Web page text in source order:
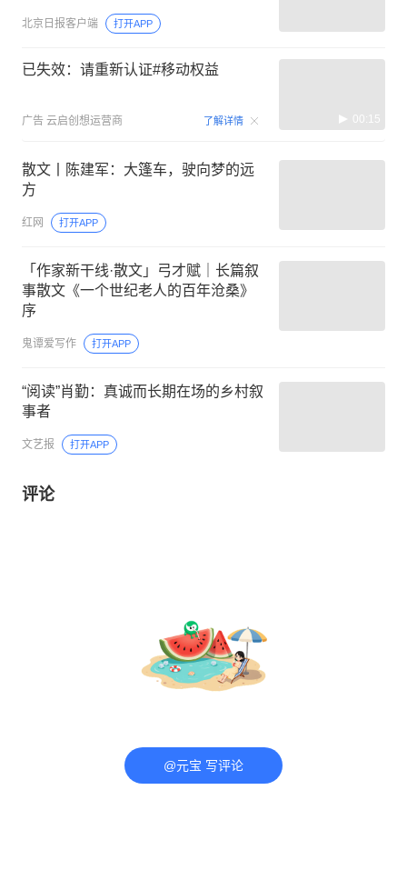
北京日报客户端 打开APP
已失效：请重新认证#移动权益
广告 云启创想运营商 了解详情 00:15
散文丨陈建军：大篷车，驶向梦的远
方
红网 打开APP
「作家新干线·散文」弓才赋｜长篇叙
事散文《一个世纪老人的百年沧桑》
序
鬼谭爱写作 打开APP
“阅读”肖勤：真诚而长期在场的乡村叙
事者
文艺报 打开APP
评论
@元宝 写评论